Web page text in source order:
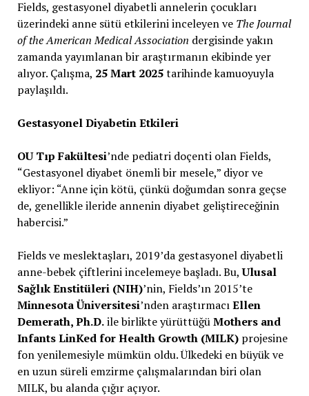
Fields, gestasyonel diyabetli annelerin çocukları
üzerindeki anne sütü etkilerini inceleyen ve The Journal
of the American Medical Association dergisinde yakın
zamanda yayımlanan bir araştırmanın ekibinde yer
alıyor. Çalışma, 25 Mart 2025tarihinde kamuoyuyla
paylaşıldı.
Gestasyonel Diyabetin Etkileri
OU Tıp Fakültesi’nde pediatri doçenti olan Fields,
“Gestasyonel diyabet önemli bir mesele,” diyor ve
ekliyor: “Anne için kötü, çünkü doğumdan sonra geçse
de, genellikle ileride annenin diyabet geliştireceğinin
habercisi.”
Fields ve meslektaşları, 2019’da gestasyonel diyabetli
anne-bebek çiftlerini incelemeye başladı. Bu,Ulusal
Sağlık Enstitüleri (NIH)’nin, Fields’ın 2015’te
Minnesota Üniversitesi’nden araştırmacıEllen
Demerath, Ph.D.ile birlikte yürüttüğüMothers and
Infants LinKed for Health Growth (MILK)projesine
fon yenilemesiyle mümkün oldu. Ülkedeki en büyük ve
en uzun süreli emzirme çalışmalarından biri olan
MILK, bu alanda çığır açıyor.